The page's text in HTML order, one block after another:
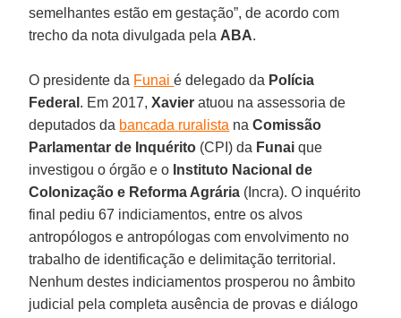
semelhantes estão em gestação”, de acordo com
trecho da nota divulgada pela ABA.
O presidente da Funaié delegado da Polícia
Federal . Em 2017,Xavier atuou na assessoria de
deputados da bancada ruralista naComissão
Parlamentar de Inquérito (CPI) da Funai que
investigou o órgão e o Instituto Nacional de
Colonização e Reforma Agrária (Incra). O inquérito
final pediu 67 indiciamentos, entre os alvos
antropólogos e antropólogas com envolvimento no
trabalho de identificação e delimitação territorial.
Nenhum destes indiciamentos prosperou no âmbito
judicial pela completa ausência de provas e diálogo